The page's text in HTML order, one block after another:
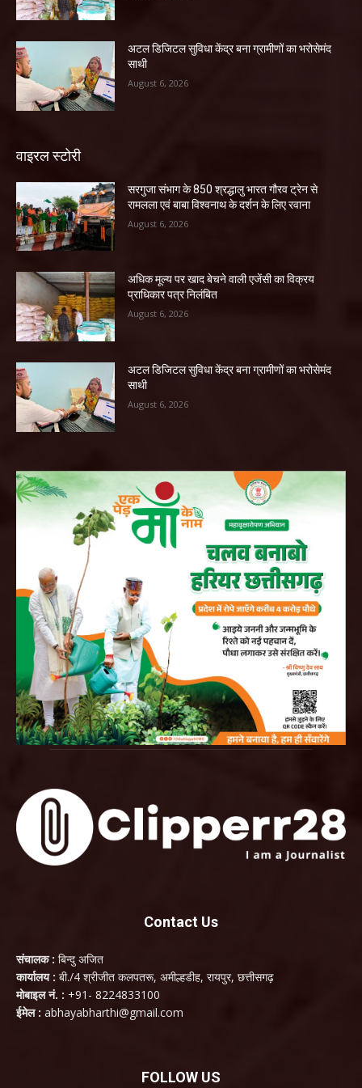
अटल डिजिटल सुविधा केंद्र बना ग्रामीणों का भरोसेमंद
साथी
August 6, 2026
वाइरल स्टोरी
सरगुजा संभाग के 850 श्रद्धालु भारत गौरव ट्रेन से
रामलला एवं बाबा विश्वनाथ के दर्शन के लिए रवाना
August 6, 2026
अधिक मूल्य पर खाद बेचने वाली एजेंसी का विक्रय
प्राधिकार पत्र निलंबित
August 6, 2026
अटल डिजिटल सुविधा केंद्र बना ग्रामीणों का भरोसेमंद
साथी
August 6, 2026
Contact Us
संचालक : बिन्दु अजित
कार्यालय : बी./4 श्रीजीत कलपतरू, अमील्हडीह, रायपुर, छत्तीसगढ़
मोबाइल नं. : +91- 8224833100
ईमेल : abhayabharthi@gmail.com
FOLLOW US